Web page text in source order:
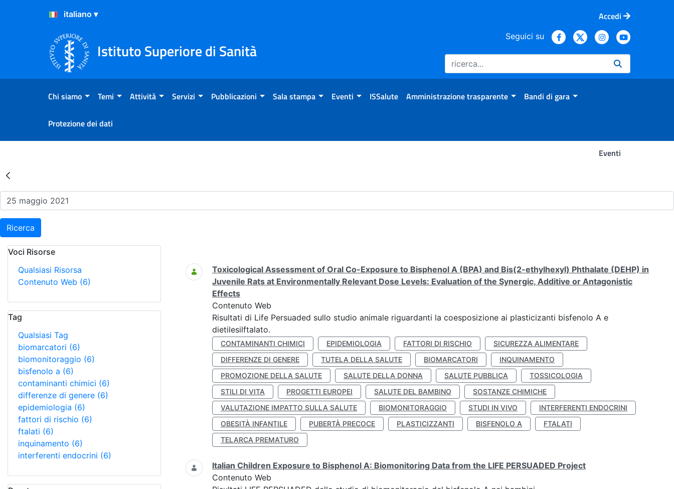
Salta al Contenuto
Salta al Footer
Accedi
Istituto Superiore di Sanità
Seguici su
Chi siamo Temi Attività Servizi Pubblicazioni Sala stampa Eventi ISSalute Amministrazione trasparente Bandi di gara
Protezione dei dati
Eventi
Risultati della Ricerca - Eventi
Ricerca
Voci Risorse
Qualsiasi Risorsa
Contenuto Web (6)
Tag
Qualsiasi Tag
biomarcatori (6)
biomonitoraggio (6)
bisfenolo a (6)
contaminanti chimici (6)
differenze di genere (6)
epidemiologia (6)
fattori di rischio (6)
ftalati (6)
inquinamento (6)
interferenti endocrini (6)
Ricerca
Toxicological Assessment of Oral Co-Exposure to Bisphenol A (BPA) and Bis(2-ethylhexyl) Phthalate (DEHP) in
Juvenile Rats at Environmentally Relevant Dose Levels: Evaluation of the Synergic, Additive or Antagonistic
Effects
Contenuto Web
Risultati di Life Persuaded sullo studio animale riguardanti la coesposizione ai plasticizanti bisfenolo A e
dietilesilftalato.
CONTAMINANTI CHIMICI EPIDEMIOLOGIA FATTORI DI RISCHIO
SICUREZZA ALIMENTARE
DIFFERENZE DI GENERE
TUTELA DELLA SALUTE BIOMARCATORI
INQUINAMENTO
PROMOZIONE DELLA SALUTE
SALUTE DELLA DONNA SALUTE PUBBLICA
TOSSICOLOGIA
STILI DI VITA
PROGETTI EUROPEI SALUTE DEL BAMBINO
SOSTANZE CHIMICHE
VALUTAZIONE IMPATTO SULLA SALUTE
BIOMONITORAGGIO STUDI IN VIVO
INTERFERENTI ENDOCRINI
OBESITÀ INFANTILE
PUBERTÀ PRECOCE PLASTICIZZANTI BISFENOLO A
FTALATI
TELARCA PREMATURO
Italian Children Exposure to Bisphenol A: Biomonitoring Data from the LIFE PERSUADED Project
Contenuto Web